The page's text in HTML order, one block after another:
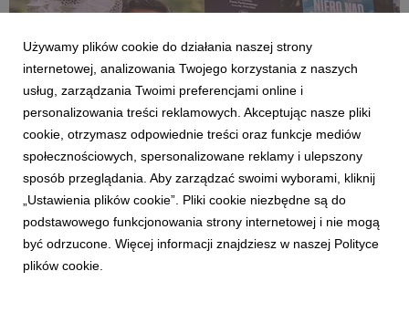
AKTUALNOŚCI
KINO ŚWIAT na Forum Wokół Kina
26 czerwca 2026
Rok szkolny powoli dobiega końca, to było bardzo intensywne
pół roku w polskich kinach. W kinach wciąż możecie oglądać
„Drzewo magii” i „Ojczyznę”.A my pracujemy nad repertuarem
Używamy plików cookie do działania naszej strony
internetowej, analizowania Twojego korzystania z naszych
usług, zarządzania Twoimi preferencjami online i
personalizowania treści reklamowych. Akceptując nasze pliki
cookie, otrzymasz odpowiednie treści oraz funkcje mediów
społecznościowych, spersonalizowane reklamy i ulepszony
sposób przeglądania. Aby zarządzać swoimi wyborami, kliknij
„Ustawienia plików cookie”. Pliki cookie niezbędne są do
podstawowego funkcjonowania strony internetowej i nie mogą
być odrzucone. Więcej informacji znajdziesz w naszej Polityce
plików cookie.